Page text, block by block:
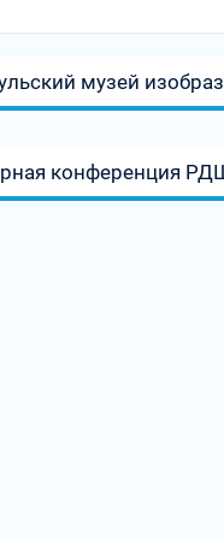
музей
конференция